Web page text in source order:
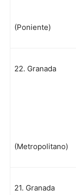
(Poniente)
22. Granada
(Metropolitano)
21. Granada